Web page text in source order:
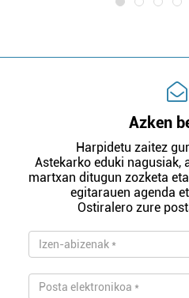
Azken
Harpidetu zaitez
Astekarko eduki nagusiak,
martxan ditugun zozketa
egitarauen agenda
Ostiralero zure